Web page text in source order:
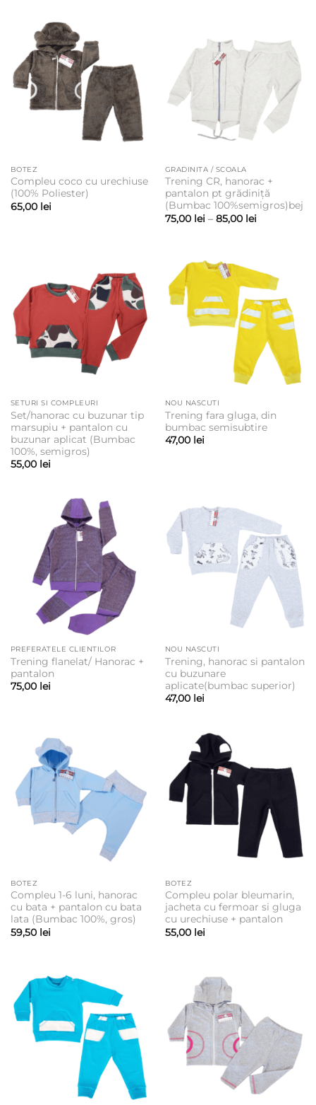
BOTEZ
Compleu coco cu urechiuse
(100% Poliester)
65,00 lei
GRADINITA / SCOALA
Trening CR, hanorac +
pantalon pt grădiniță
(Bumbac 100%semigros)bej
75,00 lei – 85,00 leiInterval
85,00 lei
SETURI SI COMPLEURI
Set/hanorac cu buzunar tip
marsupiu + pantalon cu
buzunar aplicat (Bumbac
100%, semigros)
55,00 lei
NOU NASCUTI
Trening fara gluga, din
bumbac semisubtire
47,00 lei
PREFERATELE CLIENTILOR
Trening flanelat/ Hanorac +
pantalon
75,00 lei
NOU NASCUTI
Trening, hanorac si pantalon
cu buzunare
aplicate(bumbac superior)
47,00 lei
BOTEZ
Compleu 1-6 luni, hanorac
cu bata + pantalon cu bata
lata (Bumbac 100%, gros)
59,50 lei
BOTEZ
Compleu polar bleumarin,
jacheta cu fermoar si gluga
cu urechiuse + pantalon
55,00 lei